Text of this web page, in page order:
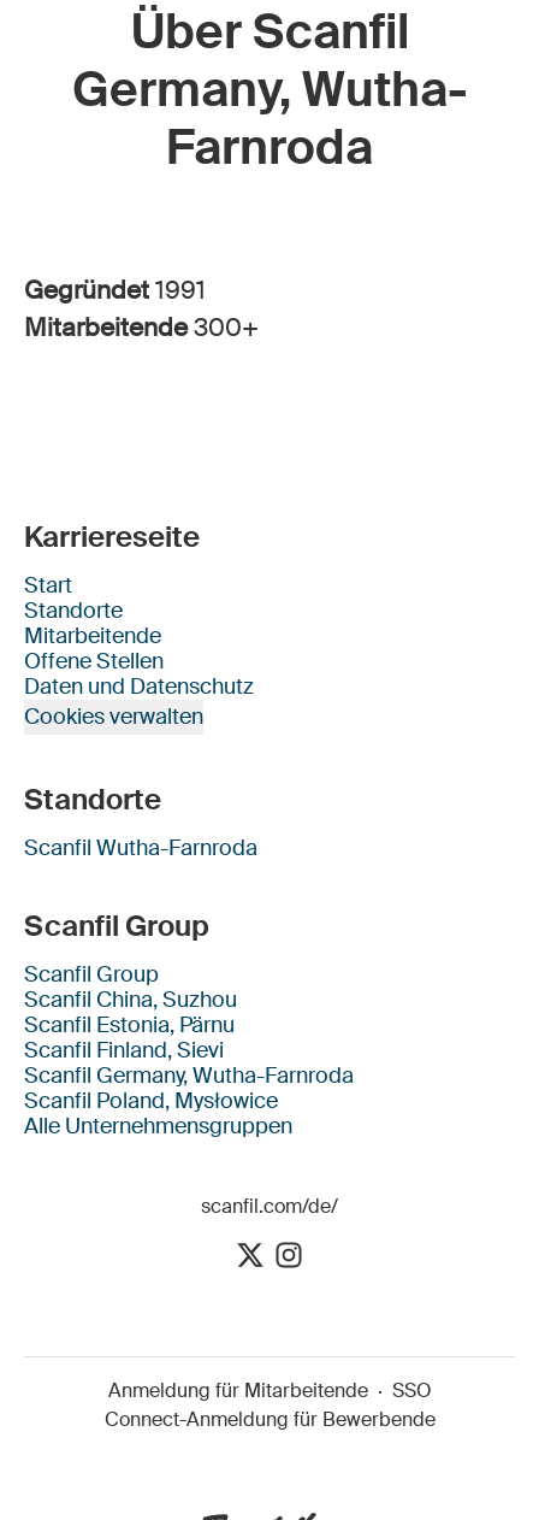
Über Scanfil
Germany, Wutha-
Farnroda
Gegründet1991
Mitarbeitende300+
Karriereseite
Start
Standorte
Mitarbeitende
Offene Stellen
Daten und Datenschutz
Cookies verwalten
Standorte
Scanfil Wutha-Farnroda
Scanfil Group
Scanfil Group
Scanfil China, Suzhou
Scanfil Estonia, Pärnu
Scanfil Finland, Sievi
Scanfil Germany, Wutha-Farnroda
Scanfil Poland, Mysłowice
Alle Unternehmensgruppen
scanfil.com/de/
Anmeldung für Mitarbeitende · SSO
Connect-Anmeldung für Bewerbende